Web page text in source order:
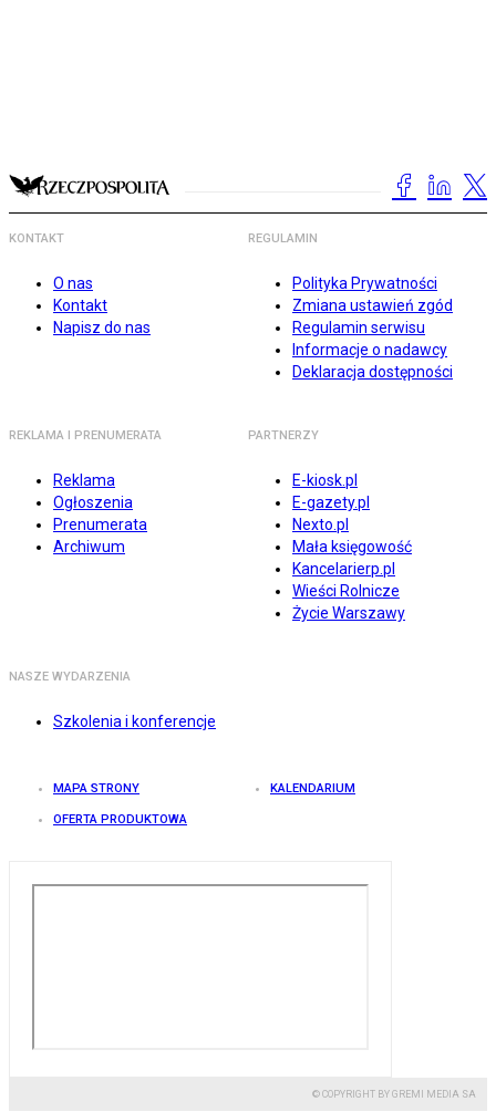
KONTAKT
O nas
Kontakt
Napisz do nas
REGULAMIN
Polityka Prywatności
Zmiana ustawień zgód
Regulamin serwisu
Informacje o nadawcy
Deklaracja dostępności
REKLAMA I PRENUMERATA
Reklama
Ogłoszenia
Prenumerata
Archiwum
PARTNERZY
E-kiosk.pl
E-gazety.pl
Nexto.pl
Mała księgowość
Kancelarierp.pl
Wieści Rolnicze
Życie Warszawy
NASZE WYDARZENIA
Szkolenia i konferencje
MAPA STRONY KALENDARIUM
OFERTA PRODUKTOWA
© COPYRIGHT BY GREMI MEDIA SA